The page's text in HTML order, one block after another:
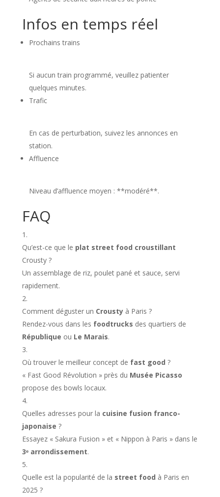
Infos en temps réel
Prochains trains
Si aucun train programmé, veuillez patienter
quelques minutes.
Trafic
En cas de perturbation, suivez les annonces en
station.
Affluence
Niveau d’affluence moyen : **modéré**.
FAQ
Qu’est-ce que le plat street food croustillant
Crousty ?
Un assemblage de riz, poulet pané et sauce, servi
rapidement.
Comment déguster un Croustyà Paris ?
Rendez-vous dans les foodtrucks des quartiers de
République ou Le Marais.
Où trouver le meilleur concept de fast good ?
« Fast Good Révolution » près du Musée Picasso
propose des bowls locaux.
Quelles adresses pour la cuisine fusion franco-
japonaise ?
Essayez « Sakura Fusion » et « Nippon à Paris » dans le
3ᵉ arrondissement.
Quelle est la popularité de la street food à Paris en
2025 ?